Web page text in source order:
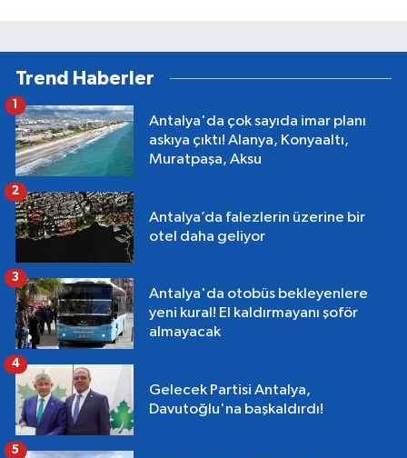
Trend Haberler
Antalya'da çok sayıda imar planı
askıya çıktı! Alanya, Konyaaltı,
Muratpaşa, Aksu
1
Antalya’da falezlerin üzerine bir
otel daha geliyor
2
Antalya'da otobüs bekleyenlere
yeni kural! El kaldırmayanı şoför
almayacak
3
Gelecek Partisi Antalya,
Davutoğlu'na başkaldırdı!
4
5